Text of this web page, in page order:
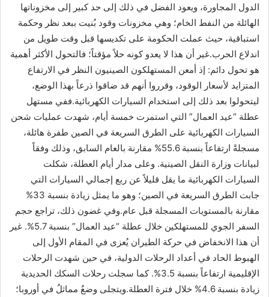
الدول المجاورة، ويعود الفضل في ذلك إلى حد كبير إلى مخزوناتها
الهائلة من النفط الخام؛ وهي مخزونات وقود بُنيت ببعد نظر وحكمة
استباقية، حيث عملت الحكومة على تكديسها قبل وقت طويل من
اندلاع الحرب.غير أن هذا لا يعدو كونه حلاً مؤقتاً؛ فالتحول الأكثر أهمية
هو تحول دائم: إذ أمعن المستهلكون الصينيون النظر في الارتفاع
المتزايد لأسعار الوقود، وقرروا أنهم قد ضاقوا ذرعاً بهذا الوضع،
ليتحولوا بعد ذلك إلى استخدام السيارات الكهربائية.ففي مستهل
عطلة “عيد العمال” التي استمرت خمسة أيام، شهدت عمليات شحن
السيارات الكهربائية على الطرق السريعة في الصين طفرة هائلة،
مسجلةً ارتفاعاً بنسبة 55.6% مقارنة بالعام السابق، وذلك وفقاً
لبيانات وزارة النقل الصينية. وعلى مدار أيام العطلة، شكلت
السيارات الكهربائية ما يقل قليلاً عن ربع إجمالي السيارات التي
جابت الطرق السريعة في الصين؛ وهو ما يمثل زيادة بنسبة 33%
مقارنة بالمستويات المسجلة قبل عام.وفي غضون ذلك، تراجع حجم
السفر الجوي للمستهلكين خلال عطلة “عيد العمال” بنسبة 5.7%. غير
أن هذا الانخفاض في حركة الطيران يُعزى في المقام الأول إلى
الهبوط الحاد في أعداد الرحلات الدولية، في حين شهدت الرحلات
الإقليمية ارتفاعاً بنسبة 3.5%. كما سجلت رحلات السكك الحديدية
زيادة بنسبة 4.6% خلال فترة العطلة.ويتجلى وضعٌ مماثلٌ في أوروبا؛